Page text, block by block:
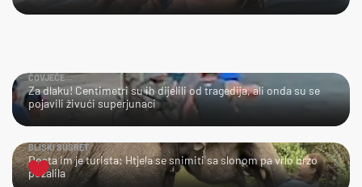
ČOVJEČE…
Za dlaku! Centimetri su ih dijelili od tragedija, ali onda su se
pojavili živući superjunaci
BLISKI SUSRET
Dosta im je turista: Htjela se snimiti sa slonom pa vrlo brzo
požalila